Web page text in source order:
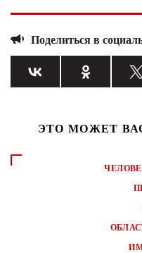
Поделиться в
ЭТО МОЖЕТ